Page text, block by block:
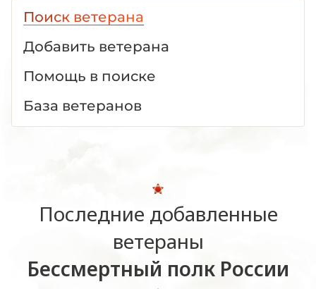
Поиск ветерана
Добавить ветерана
Помощь в поиске
База ветеранов
Последние добавленные
ветераны
Бессмертный полк России